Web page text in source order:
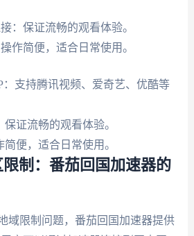
：保证流畅的观看体验。
作简便，适合日常使用。
：支持腾讯视频、爱奇艺、优酷等
证流畅的观看体验。
便，适合日常使用。
制：番茄回国加速器的
域限制问题，番茄回国加速器提供